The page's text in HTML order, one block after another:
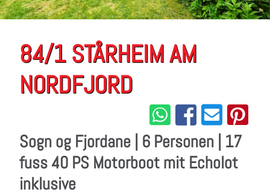
84/1 STÅRHEIM AM
NORDFJORD
Sogn og Fjordane | 6 Personen | 17
fuss 40 PS Motorboot mit Echolot
inklusive